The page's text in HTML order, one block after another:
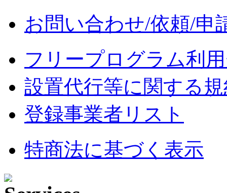
お問い合わせ/依頼/申
フリープログラム利
設置代行等に関する
登録事業者リスト
特商法に基づく表示